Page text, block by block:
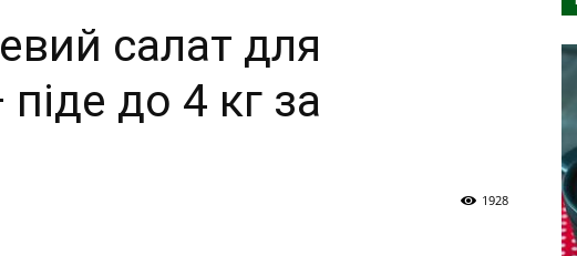
салат для
до 4 кг за
1928